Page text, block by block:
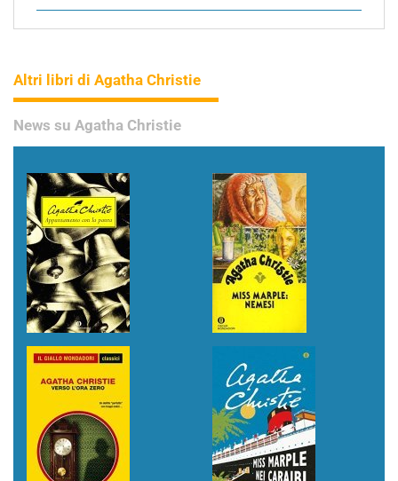
Altri libri di Agatha Christie
News su Agatha Christie